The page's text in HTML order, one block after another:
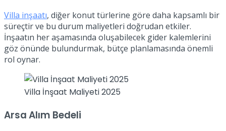
Villa inşaatı, diğer konut türlerine göre daha kapsamlı bir
süreçtir ve bu durum maliyetleri doğrudan etkiler.
İnşaatın her aşamasında oluşabilecek gider kalemlerini
göz önünde bulundurmak, bütçe planlamasında önemli
rol oynar.
Villa İnşaat Maliyeti 2025
Arsa Alım Bedeli